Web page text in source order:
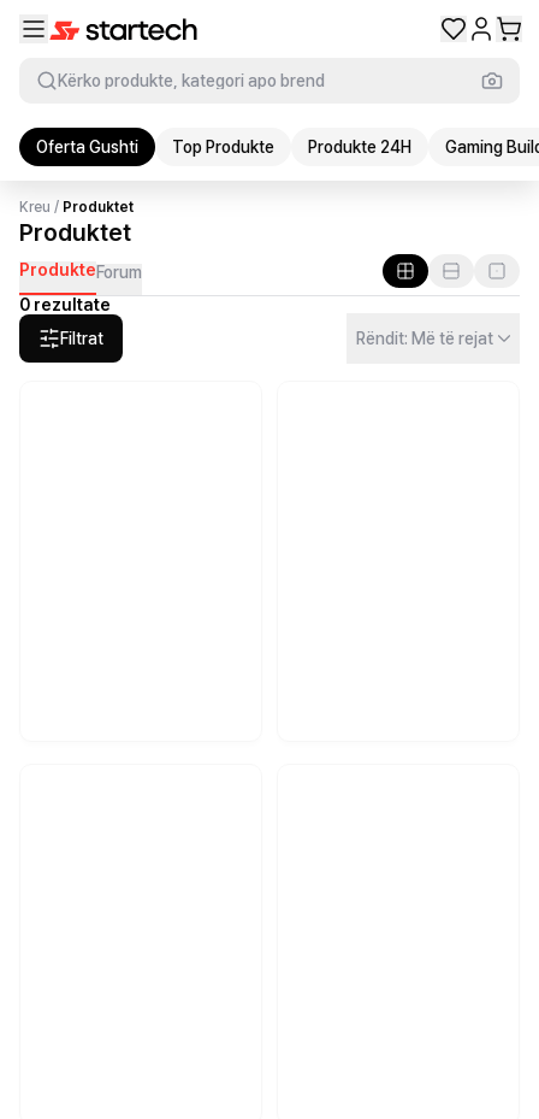
Kërko produkte, kategori apo brend
Oferta Gushti Top Produkte Produkte 24H Gaming
Kreu / Produktet
Produktet
ProdukteForum
0 rezultate
Filtrat
Rëndit: Më të rejat